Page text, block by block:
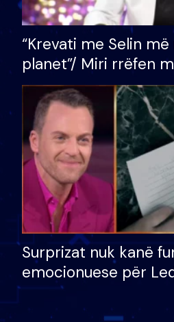
“Krevati me Selin
planet”/ Miri rrëfen
bukura në shtëpinë
mungojë zilja e
Surprizat nuk kanë
emocionuese për
nëna dhe fëmijët e
nuk i mban dot lotët: